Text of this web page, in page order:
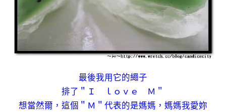
最後我用它的繩子
排了＂Ｉ ｌｏｖｅ Ｍ＂
想當然爾，這個＂Ｍ＂代表的是媽媽，媽媽我愛妳